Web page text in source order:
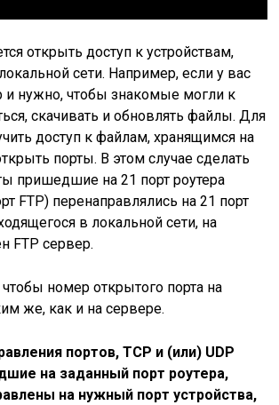
открыть доступ к устройствам,
сети. Например, если у вас
и нужно, чтобы знакомые могли к
скачивать и обновлять файлы. Для
доступ к файлам, хранящимся на
порты. В этом случае сделать
пришедшие на 21 порт роутера
FTP) перенаправлялись на 21 порт
в локальной сети, на
FTP сервер.
чтобы номер открытого порта на
же, как и на сервере.
портов, TCP и (или) UDP
на заданный порт роутера,
на нужный порт устройства,